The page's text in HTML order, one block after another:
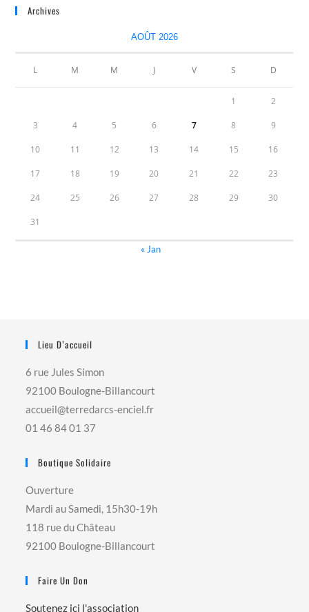
Archives
AOÛT 2026
L M M J V S D
1 2
3 4 5 6 7 8 9
10 11 12 13 14 15 16
17 18 19 20 21 22 23
24 25 26 27 28 29 30
31
« Jan
Lieu D’accueil
6 rue Jules Simon
92100 Boulogne-Billancourt
accueil@terredarcs-enciel.fr
01 46 84 01 37
Boutique Solidaire
Ouverture
Mardi au Samedi, 15h30-19h
118 rue du Château
92100 Boulogne-Billancourt
Faire Un Don
Soutenez ici l'association